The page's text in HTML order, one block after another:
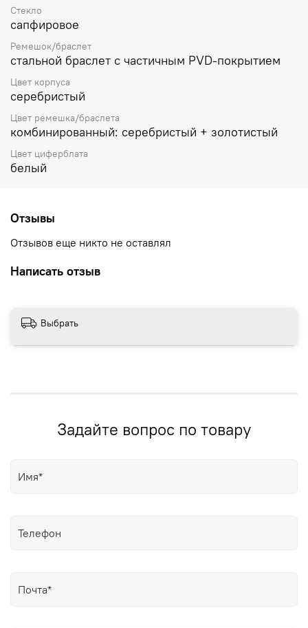
Стекло
сапфировое
Ремешок/браслет
стальной браслет с частичным PVD-покрытием
Цвет корпуса
серебристый
Цвет ремешка/браслета
комбинированный: серебристый + золотистый
Цвет циферблата
белый
Отзывы
Отзывов еще никто не оставлял
Написать отзыв
Выбрать
Задайте вопрос по товару